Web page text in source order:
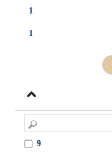
1
1
9